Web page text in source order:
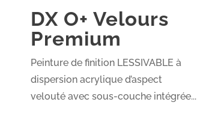
DX O+ Velours
Premium
Peinture de finition LESSIVABLE à
dispersion acrylique d’aspect
velouté avec sous-couche intégrée...